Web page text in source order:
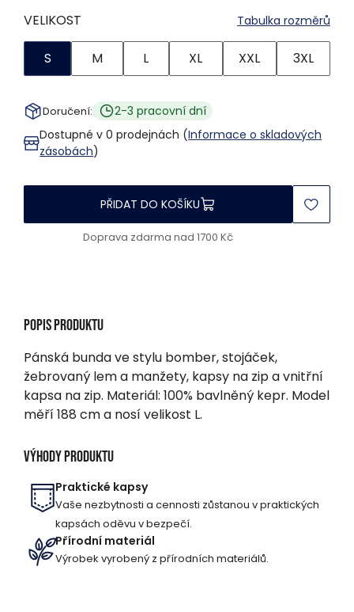
VELIKOST Tabulka rozměrů
S M L XL XXL 3XL
Doručení:
2-3 pracovní dní
Dostupné v 0 prodejnách (Informace o skladových
zásobách)
PŘIDAT DO KOŠÍKU
Doprava zdarma nad 1700 Kč
Popis produktu
Pánská bunda ve stylu bomber, stojáček,
žebrovaný lem a manžety, kapsy na zip a vnitřní
kapsa na zip. Materiál: 100% bavlněný kepr. Model
měří 188 cm a nosí velikost L.
Výhody produktu
Praktické kapsy
Vaše nezbytnosti a cennosti zůstanou v praktických
kapsách oděvu v bezpečí.
Přírodní materiál
Výrobek vyrobený z přírodních materiálů.